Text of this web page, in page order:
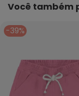
Você também
-39%